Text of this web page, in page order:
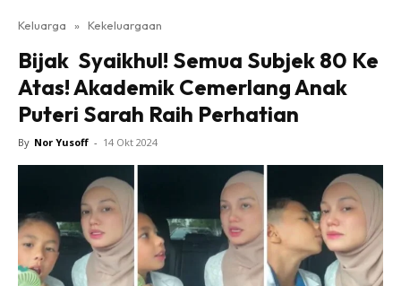
Keluarga » Kekeluargaan
Bijak Syaikhul! Semua Subjek 80 Ke
Atas! Akademik Cemerlang Anak
Puteri Sarah Raih Perhatian
By Nor Yusoff - 14 Okt 2024